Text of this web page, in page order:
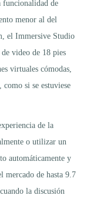
funcionalidad de
menor al del
el Immersive Studio
video de 18 pies
virtuales cómodas,
si se estuviese
de la
o utilizar un
automáticamente y
mercado de hasta 9.7
la discusión